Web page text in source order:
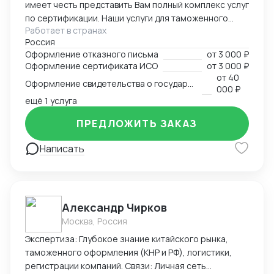
прозрачности, передачи опыта и выхода на прибыль.
имеет честь представить Вам полный комплекс услуг
по сертификации. Наши услуги для таможенного
оформления, производства и реализации
продукции: - сертификат/декларация соответствия
Техническому регламенту Таможенного Союза (ТР
ТС) - сертификат/декларация соответствия ГОСТ Р -
сертификат/декларация /отказное письмо по
пожарной безопасности (ТР ПБ) - свидетельство о
государственной регистрации (СГР) - экспертное
заключение - отказное письмо для таможни/
торговли - заключение о перемещении продукции,
содержащей озоноразрущающие вещества
разработка и регистрация ТУ - добровольные
сертификаты - добровольные сертификаты по
пожарной безопасности - ИСО - РПО - Сертификаты
на услуги - Оценка деловой репутации и многие
другие разрешительные документы.
Работает в странах
Россия
Оформление отказного письма
от 3 000 ₽
Оформление сертификата ИСО
от 3 000 ₽
от 40
000 ₽
ещё 1 услуга
Написать
ПРЕДЛОЖИТЬ ЗАКАЗ
Александр Чирков
Москва, Россия
Экспертиза: Глубокое знание китайского рынка,
таможенного оформления (КНР и РФ), логистики,
регистрации компаний. Связи: Личная сеть